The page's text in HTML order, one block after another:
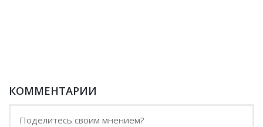
КОММЕНТАРИИ